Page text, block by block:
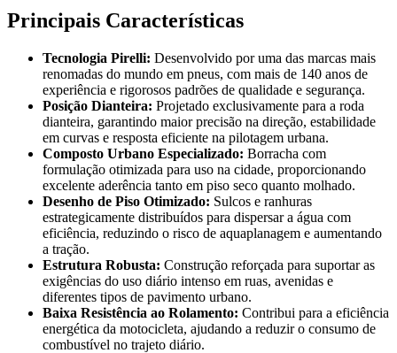
Principais Características
Tecnologia Pirelli: Desenvolvido por uma das marcas mais
renomadas do mundo em pneus, com mais de 140 anos de
experiência e rigorosos padrões de qualidade e segurança.
Posição Dianteira: Projetado exclusivamente para a roda
dianteira, garantindo maior precisão na direção, estabilidade
em curvas e resposta eficiente na pilotagem urbana.
Composto Urbano Especializado: Borracha com
formulação otimizada para uso na cidade, proporcionando
excelente aderência tanto em piso seco quanto molhado.
Desenho de Piso Otimizado: Sulcos e ranhuras
estrategicamente distribuídos para dispersar a água com
eficiência, reduzindo o risco de aquaplanagem e aumentando
a tração.
Estrutura Robusta: Construção reforçada para suportar as
exigências do uso diário intenso em ruas, avenidas e
diferentes tipos de pavimento urbano.
Baixa Resistência ao Rolamento: Contribui para a eficiência
energética da motocicleta, ajudando a reduzir o consumo de
combustível no trajeto diário.